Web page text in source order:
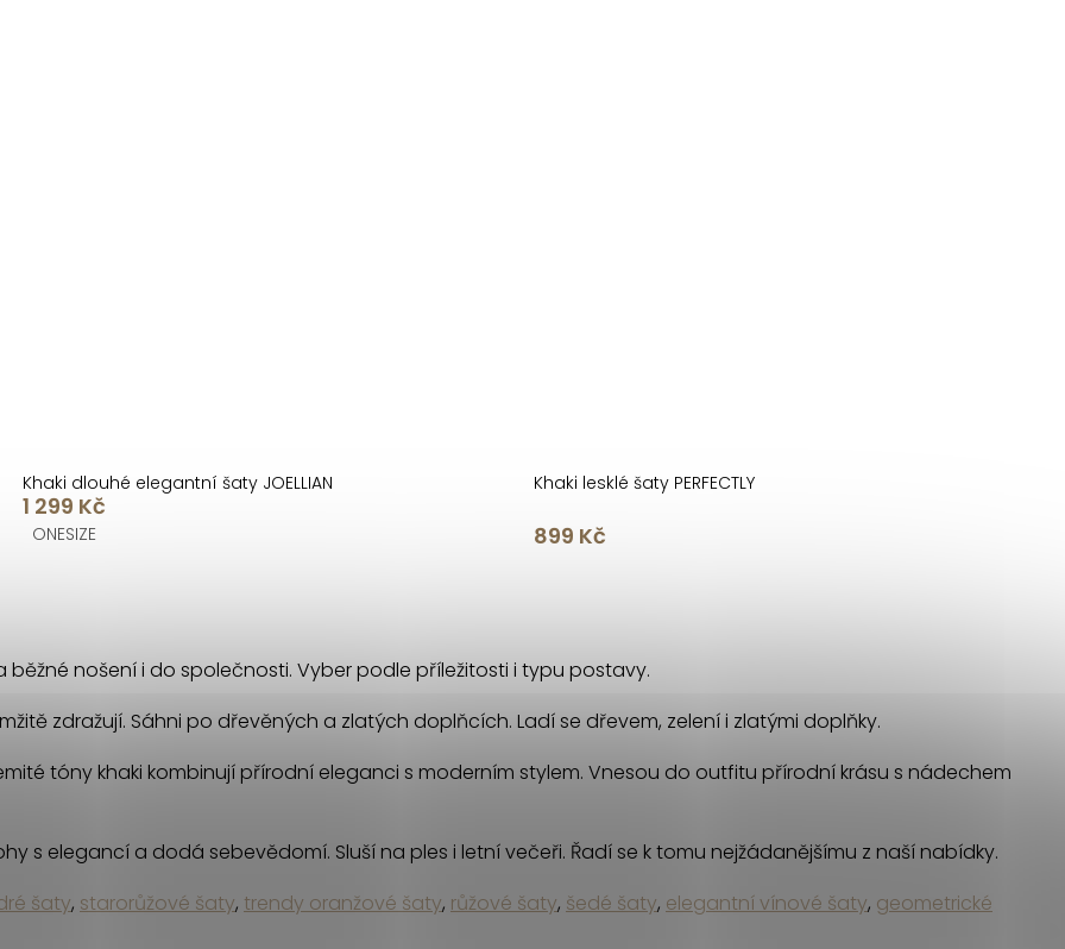
Khaki dlouhé elegantní šaty JOELLIAN
1 299 Kč
ONESIZE
Khaki lesklé šaty PERFECTLY
899 Kč
běžné nošení i do společnosti. Vyber podle příležitosti i typu postavy.
zdražují. Sáhni po dřevěných a zlatých doplňcích. Ladí se dřevem, zelení i zlatými doplňky.
tóny khaki kombinují přírodní eleganci s moderním stylem. Vnesou do outfitu přírodní krásu s nádechem
s elegancí a dodá sebevědomí. Sluší na ples i letní večeři. Řadí se k tomu nejžádanějšímu z naší nabídky.
šaty, starorůžové šaty, trendy oranžové šaty, růžové šaty, šedé šaty, elegantní vínové šaty, geometrické